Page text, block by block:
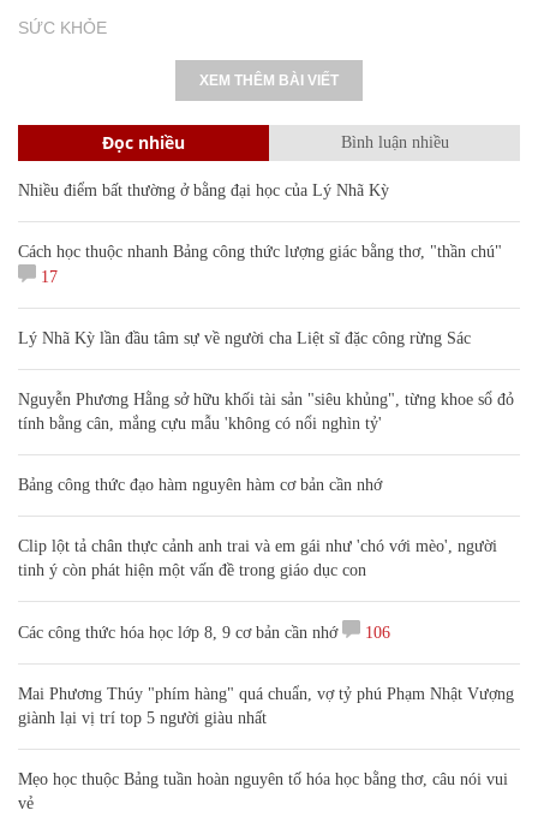
SỨC KHỎE
XEM THÊM BÀI VIẾT
Đọc nhiều Bình luận nhiều
Nhiều điểm bất thường ở bằng đại học của Lý Nhã Kỳ
Cách học thuộc nhanh Bảng công thức lượng giác bằng thơ, "thần chú"
17
Lý Nhã Kỳ lần đầu tâm sự về người cha Liệt sĩ đặc công rừng Sác
Nguyễn Phương Hằng sở hữu khối tài sản "siêu khủng", từng khoe sổ đỏ
tính bằng cân, mắng cựu mẫu 'không có nổi nghìn tỷ'
Bảng công thức đạo hàm nguyên hàm cơ bản cần nhớ
Clip lột tả chân thực cảnh anh trai và em gái như 'chó với mèo', người
tinh ý còn phát hiện một vấn đề trong giáo dục con
Các công thức hóa học lớp 8, 9 cơ bản cần nhớ 106
Mai Phương Thúy "phím hàng" quá chuẩn, vợ tỷ phú Phạm Nhật Vượng
giành lại vị trí top 5 người giàu nhất
Mẹo học thuộc Bảng tuần hoàn nguyên tố hóa học bằng thơ, câu nói vui
vẻ